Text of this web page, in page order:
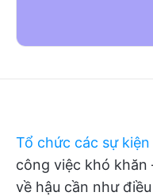
Tổ chức các sự kiện
công việc khó
về hậu cần như